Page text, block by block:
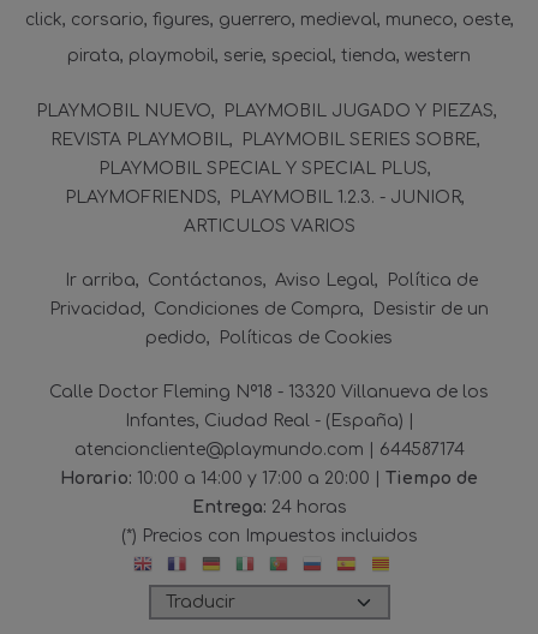
click corsario figures guerrero medieval muneco oeste
pirata playmobil serie special tienda western
PLAYMOBIL NUEVO
PLAYMOBIL JUGADO Y PIEZAS
REVISTA PLAYMOBIL
PLAYMOBIL SERIES SOBRE
PLAYMOBIL SPECIAL Y SPECIAL PLUS
PLAYMOFRIENDS
PLAYMOBIL 1.2.3. - JUNIOR
ARTICULOS VARIOS
Ir arriba Contáctanos Aviso Legal
Política de
Privacidad
Condiciones de Compra
Desistir de un
pedido
Políticas de Cookies
Calle Doctor Fleming Nº18 - 13320 Villanueva de los
Infantes, Ciudad Real - (España) |
atencioncliente@playmundo.com | 644587174
Horario: 10:00 a 14:00 y 17:00 a 20:00 | Tiempo de
Entrega: 24 horas
(*) Precios con Impuestos incluidos